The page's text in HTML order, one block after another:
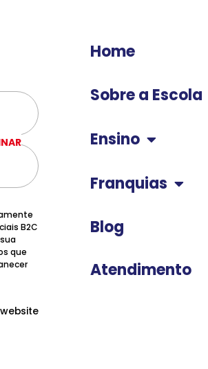
B2C
que
Home
Sobre a Escola
Ensino
Franquias
Blog
Atendimento